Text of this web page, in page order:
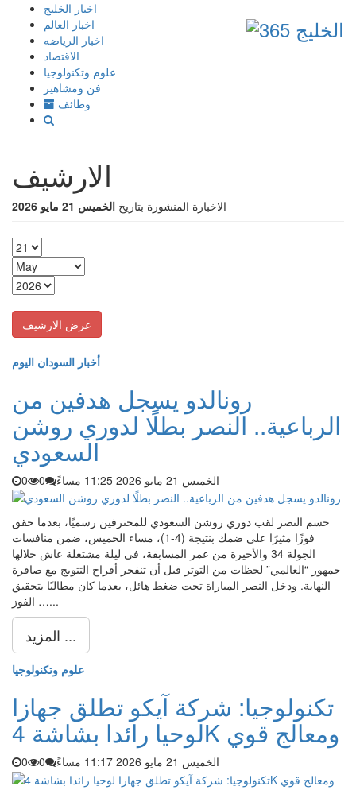
إذهب
المحتوى
اخبار الخليج
اخبار العالم
اخبار الرياضه
الاقتصاد
علوم وتكنولوجيا
فن ومشاهير
وظائف
الارشيف
الاخبارة المنشورة بتاريخ الخميس 21 مايو 2026
أخبار السودان اليوم
رونالدو يسجل هدفين من
الرباعية.. النصر بطلًا لدوري روشن
السعودي
الخميس 21 مايو 2026 11:25 مساءً 0
0
حسم النصر لقب دوري روشن السعودي للمحترفين رسميًا، بعدما حقق
فوزًا مثيرًا على ضمك بنتيجة (4-1)، مساء الخميس، ضمن منافسات
الجولة 34 والأخيرة من عمر المسابقة، في ليلة مشتعلة عاش خلالها
جمهور “العالمي” لحظات من التوتر قبل أن تنفجر أفراح التتويج مع صافرة
النهاية. ودخل النصر المباراة تحت ضغط هائل، بعدما كان مطالبًا بتحقيق
الفوز …...
المزيد ...
علوم وتكنولوجيا
تكنولوجيا: شركة آيكو تطلق جهازا
لوحيا رائدا بشاشة 4K ومعالج قوي
الخميس 21 مايو 2026 11:17 مساءً 0
0